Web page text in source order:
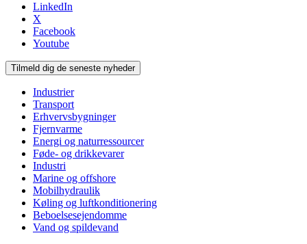
LinkedIn
X
Facebook
Youtube
Tilmeld dig de seneste nyheder
Industrier
Transport
Erhvervsbygninger
Fjernvarme
Energi og naturressourcer
Føde- og drikkevarer
Industri
Marine og offshore
Mobilhydraulik
Køling og luftkonditionering
Beboelsesejendomme
Vand og spildevand